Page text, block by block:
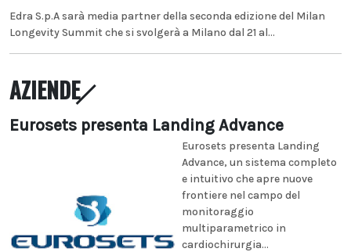
Edra S.p.A sarà media partner della seconda edizione del Milan
Longevity Summit che si svolgerà a Milano dal 21 al...
AZIENDE
Eurosets presenta Landing Advance
Eurosets presenta Landing
Advance, un sistema completo
e intuitivo che apre nuove
frontiere nel campo del
monitoraggio
multiparametrico in
cardiochirurgia...